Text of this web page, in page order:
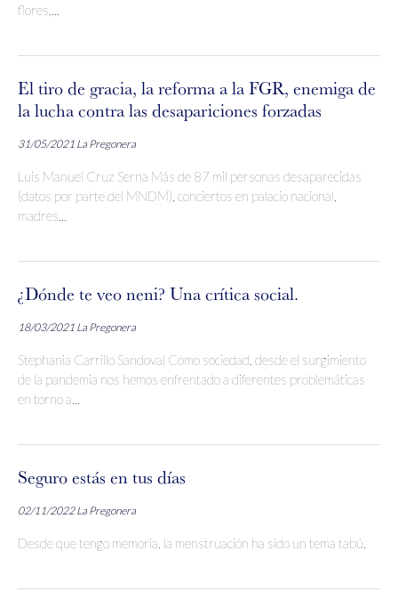
flores,...
El tiro de gracia, la reforma a la FGR, enemiga de
la lucha contra las desapariciones forzadas
31/05/2021 La Pregonera
Luis Manuel Cruz Serna Más de 87 mil personas desaparecidas
(datos por parte del MNDM), conciertos en palacio nacional,
madres...
¿Dónde te veo neni? Una crítica social.
18/03/2021 La Pregonera
Stephania Carrillo Sandoval Como sociedad, desde el surgimiento
de la pandemia nos hemos enfrentado a diferentes problemáticas
en torno a...
Seguro estás en tus días
02/11/2022 La Pregonera
Desde que tengo memoria, la menstruación ha sido un tema tabú.